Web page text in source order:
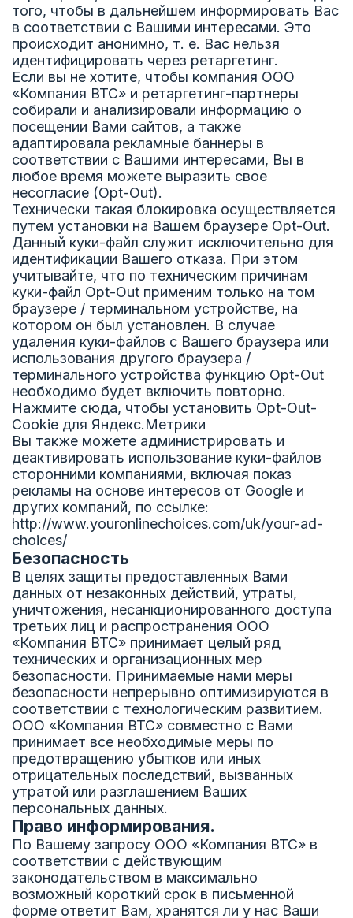
того, чтобы в дальнейшем информировать Вас
в соответствии с Вашими интересами. Это
происходит анонимно, т. е. Вас нельзя
идентифицировать через ретаргетинг.
Если вы не хотите, чтобы компания ООО
«Компания ВТС» и ретаргетинг-партнеры
собирали и анализировали информацию о
посещении Вами сайтов, а также
адаптировала рекламные баннеры в
соответствии с Вашими интересами, Вы в
любое время можете выразить свое
несогласие (Opt-Out).
Технически такая блокировка осуществляется
путем установки на Вашем браузере Opt-Out.
Данный куки-файл служит исключительно для
идентификации Вашего отказа. При этом
учитывайте, что по техническим причинам
куки-файл Opt-Out применим только на том
браузере / терминальном устройстве, на
котором он был установлен. В случае
удаления куки-файлов с Вашего браузера или
использования другого браузера /
терминального устройства функцию Opt-Out
необходимо будет включить повторно.
Нажмите сюда, чтобы установить Opt-Out-
Cookie для Яндекс.Метрики
Вы также можете администрировать и
деактивировать использование куки-файлов
сторонними компаниями, включая показ
рекламы на основе интересов от Google и
других компаний, по ссылке:
http://www.youronlinechoices.com/uk/your-ad-
choices/
Безопасность
В целях защиты предоставленных Вами
данных от незаконных действий, утраты,
уничтожения, несанкционированного доступа
третьих лиц и распространения ООО
«Компания ВТС» принимает целый ряд
технических и организационных мер
безопасности. Принимаемые нами меры
безопасности непрерывно оптимизируются в
соответствии с технологическим развитием.
ООО «Компания ВТС» совместно с Вами
принимает все необходимые меры по
предотвращению убытков или иных
отрицательных последствий, вызванных
утратой или разглашением Ваших
персональных данных.
Право информирования.
По Вашему запросу ООО «Компания ВТС» в
соответствии с действующим
законодательством в максимально
возможный короткий срок в письменной
форме ответит Вам, хранятся ли у нас Ваши